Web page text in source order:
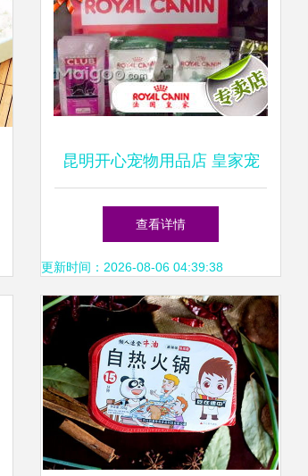
昆明开心宠物用品店 皇家宠
物食品官方授权销售点，守护
爱宠健康
查看详情
更新时间：2026-08-06 04:39:38